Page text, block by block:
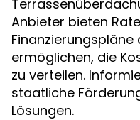
Anbieter bieten
Finanzierungspläne
ermöglichen, die
zu verteilen.
staatliche
Lösungen.